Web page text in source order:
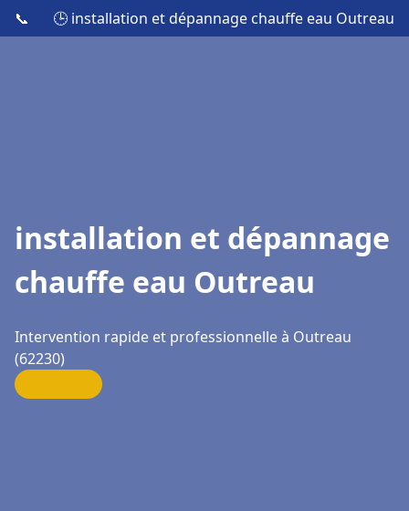
📞 🕒 installation et dépannage chauffe eau Outreau
installation et dépannage
chauffe eau Outreau
Intervention rapide et professionnelle à Outreau
(62230)